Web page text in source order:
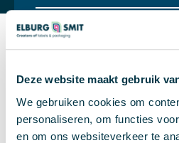
Deze website maakt gebruik
We gebruiken cookies om
personaliseren, om functies
en om ons websiteverkeer te